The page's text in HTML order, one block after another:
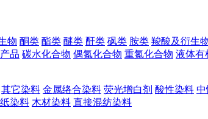
物 酮类 酯类 醚类 酐类 砜类 胺类 羧酸及衍生
品 碳水化合物 偶氮化合物 重氮化合物 液体有
其它染料 金属络合染料 荧光增白剂 酸性染料 中
染料 木材染料 直接混纺染料